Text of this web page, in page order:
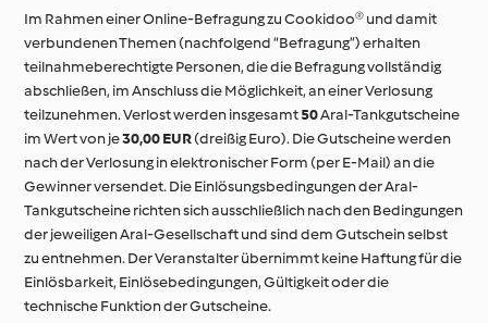
Im Rahmen einer Online-Befragung zu Cookidoo® und damit
verbundenen Themen (nachfolgend “Befragung”) erhalten
teilnahmeberechtigte Personen, die die Befragung vollständig
abschließen, im Anschluss die Möglichkeit, an einer Verlosung
teilzunehmen. Verlost werden insgesamt50Aral-Tankgutscheine
im Wert von je30,00 EUR(dreißig Euro). Die Gutscheine werden
nach der Verlosung in elektronischer Form (per E-Mail) an die
Gewinner versendet. Die Einlösungsbedingungen der Aral-
Tankgutscheine richten sich ausschließlich nach den Bedingungen
der jeweiligen Aral-Gesellschaft und sind dem Gutschein selbst
zu entnehmen. Der Veranstalter übernimmt keine Haftung für die
Einlösbarkeit, Einlösebedingungen, Gültigkeit oder die
technische Funktion der Gutscheine.